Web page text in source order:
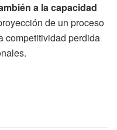
a la capacidad
de un proceso
competitividad perdida